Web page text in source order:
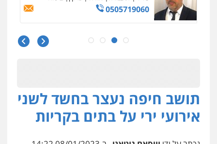
עו"ד נס בן נתן
פלילי כלכלי פשיעה חמורה
סלימאן אבו שעירה – משרד עורכי דין
תושב חיפה נעצר בחשד לשני
אירועי ירי על בתים בקריות